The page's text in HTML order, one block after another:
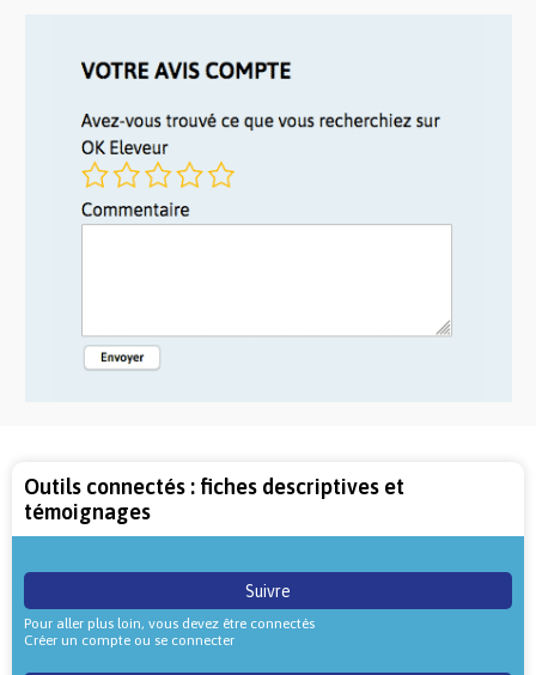
Outils connectés : fiches descriptives et
témoignages
Suivre
Pour aller plus loin, vous devez être connectés
Créer un compte ou se connecter